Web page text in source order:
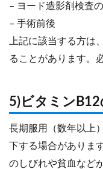
– ヨード造影剤検査
– 手術前後
上記に該当する方は
ることがあります。
5)ビタミン
長期服用（数年以上
下する場合がありま
のしびれや貧血など